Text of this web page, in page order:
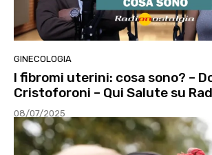
GINECOLOGIA
I fibromi uterini: cosa sono? –
Cristoforoni – Qui Salute su
08/07/2025